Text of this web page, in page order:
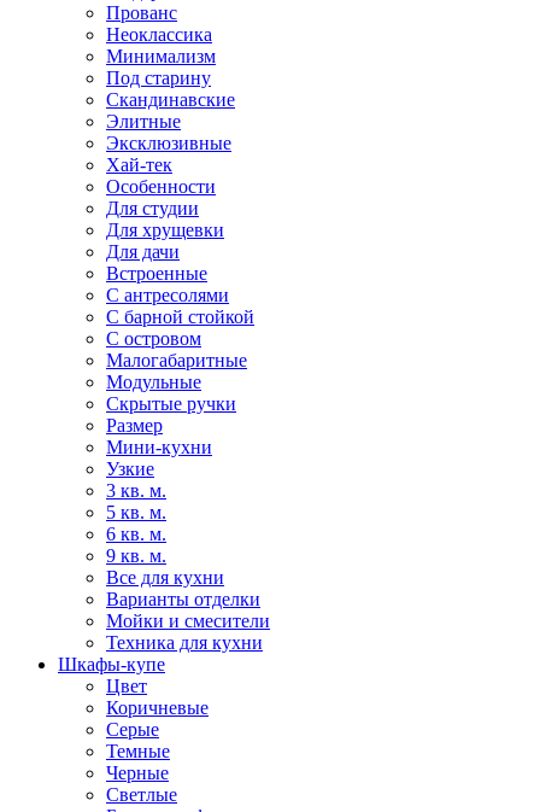
Прованс
Неоклассика
Минимализм
Под старину
Скандинавские
Элитные
Эксклюзивные
Хай-тек
Особенности
Для студии
Для хрущевки
Для дачи
Встроенные
С антресолями
С барной стойкой
С островом
Малогабаритные
Модульные
Скрытые ручки
Размер
Мини-кухни
Узкие
3 кв. м.
5 кв. м.
6 кв. м.
9 кв. м.
Все для кухни
Варианты отделки
Мойки и смесители
Техника для кухни
Шкафы-купе
Цвет
Коричневые
Серые
Темные
Черные
Светлые